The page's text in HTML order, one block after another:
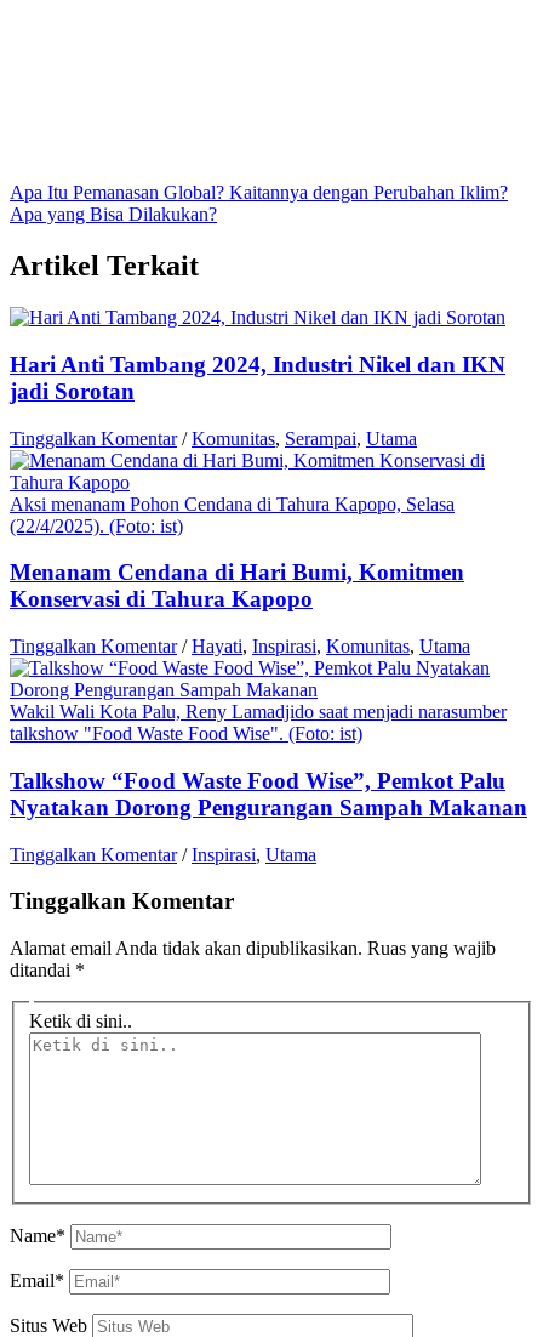
Apa Itu Pemanasan Global? Kaitannya dengan Perubahan Iklim?
Apa yang Bisa Dilakukan?
Artikel Terkait
Hari Anti Tambang 2024, Industri Nikel dan IKN
jadi Sorotan
Tinggalkan Komentar /Komunitas, Serampai, Utama
Aksi menanam Pohon Cendana di Tahura Kapopo, Selasa
(22/4/2025). (Foto: ist)
Menanam Cendana di Hari Bumi, Komitmen
Konservasi di Tahura Kapopo
Tinggalkan Komentar /Hayati, Inspirasi, Komunitas, Utama
Wakil Wali Kota Palu, Reny Lamadjido saat menjadi narasumber
talkshow "Food Waste Food Wise". (Foto: ist)
Talkshow “Food Waste Food Wise”, Pemkot Palu
Nyatakan Dorong Pengurangan Sampah Makanan
Tinggalkan Komentar /Inspirasi, Utama
Tinggalkan Komentar
Alamat email Anda tidak akan dipublikasikan. Ruas yang wajib
ditandai *
Ketik di sini..
Name*
Email*
Situs Web